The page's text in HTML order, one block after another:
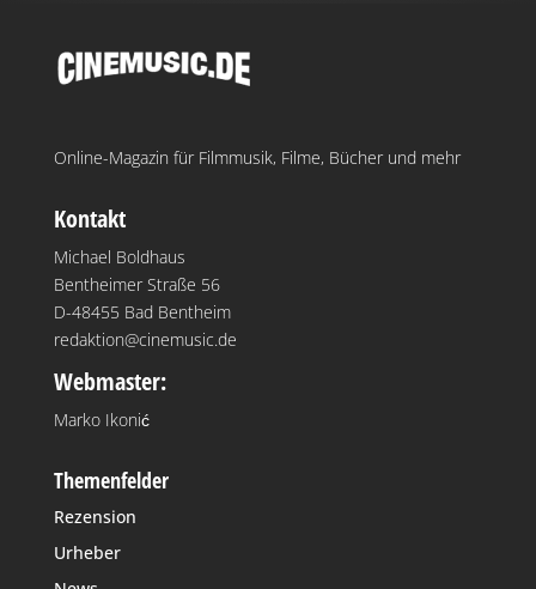
Online-Magazin für Filmmusik, Filme, Bücher und mehr
Kontakt
Michael Boldhaus
Bentheimer Straße 56
D-48455 Bad Bentheim
redaktion@cinemusic.de
Webmaster:
Marko Ikonić
Themenfelder
Rezension
Urheber